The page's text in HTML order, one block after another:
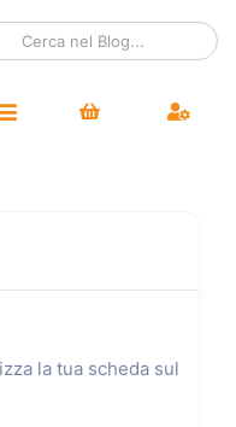
la tua scheda sul